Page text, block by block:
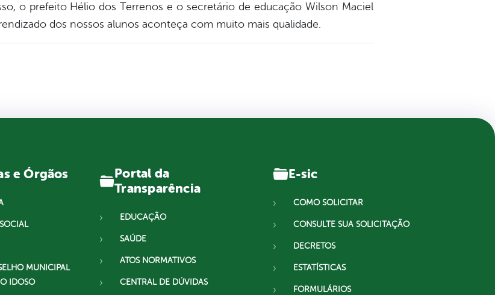
o prefeito Hélio dos Terrenos e o secretário de educação Wilson Maciel
dos nossos alunos aconteça com muito mais qualidade.
e Órgãos
MUNICIPAL
IDOSO
Portal da
Transparência
EDUCAÇÃO
SAÚDE
ATOS NORMATIVOS
CENTRAL DE DÚVIDAS
E-sic
COMO SOLICITAR
CONSULTE SUA SOLICITAÇÃO
DECRETOS
ESTATÍSTICAS
FORMULÁRIOS